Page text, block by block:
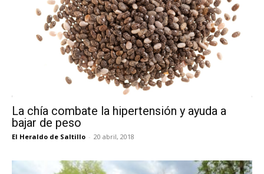
La chía combate la hipertensión y ayuda a
bajar de peso
El Heraldo de Saltillo - 20 abril, 2018